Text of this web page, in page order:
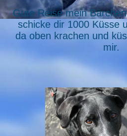
Gute Reise mein
schicke dir 1000 Küsse
da oben krachen und
mir.